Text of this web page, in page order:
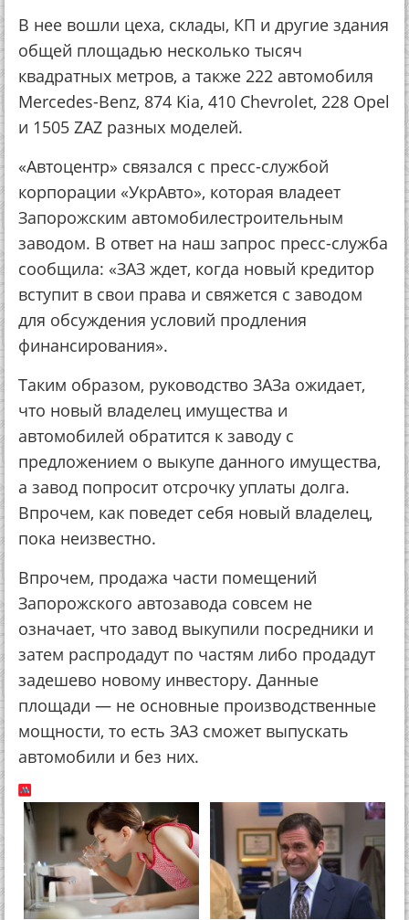
В нее вошли цеха, склады, КП и другие здания
общей площадью несколько тысяч
квадратных метров, а также 222 автомобиля
Mercedes-Benz, 874 Kia, 410 Chevrolet, 228 Opel
и 1505 ZAZ разных моделей.
«Автоцентр» связался с пресс-службой
корпорации «УкрАвто», которая владеет
Запорожским автомобилестроительным
заводом. В ответ на наш запрос пресс-служба
сообщила: «ЗАЗ ждет, когда новый кредитор
вступит в свои права и свяжется с заводом
для обсуждения условий продления
финансирования».
Таким образом, руководство ЗАЗа ожидает,
что новый владелец имущества и
автомобилей обратится к заводу с
предложением о выкупе данного имущества,
а завод попросит отсрочку уплаты долга.
Впрочем, как поведет себя новый владелец,
пока неизвестно.
Впрочем, продажа части помещений
Запорожского автозавода совсем не
означает, что завод выкупили посредники и
затем распродадут по частям либо продадут
задешево новому инвестору. Данные
площади — не основные производственные
мощности, то есть ЗАЗ сможет выпускать
автомобили и без них.